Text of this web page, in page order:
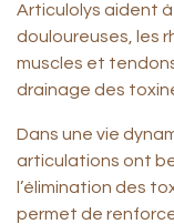
Articulolys aident
douloureuses, les
muscles et
drainage des
Dans une vie
articulations ont
l’élimination des
permet de